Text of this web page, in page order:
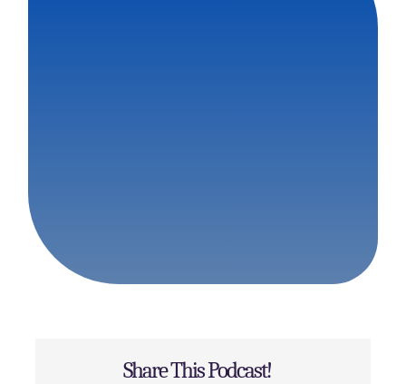
Share This Podcast!